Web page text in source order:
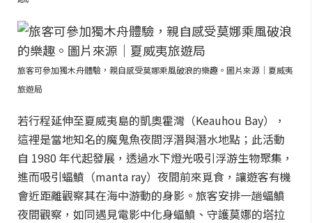
旅客可參加獨木舟體驗，親自感受莫娜乘風破浪的樂趣。圖片來源｜夏威夷
旅遊局
若行程延伸至夏威夷島的凱奧霍灣（Keauhou Bay），
這裡是當地知名的魔鬼魚夜間浮潛與潛水地點；此活動
自 1980 年代起發展，透過水下燈光吸引浮游生物聚集，
進而吸引蝠鱝（manta ray）夜間前來覓食，讓遊客有機
會近距離觀察其在海中游動的身影。旅客安排一趟蝠鱝
夜間觀察，如同遇見電影中化身蝠鱝、守護莫娜的塔拉